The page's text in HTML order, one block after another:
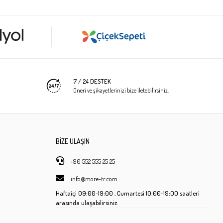
7 / 24 DESTEK
Öneri ve şikayetlerinizi bize iletebilirsiniz.
BİZE ULAŞIN
+90 552 555 25 25
info@more-tr.com
Haftaiçi 09:00-19:00 , Cumartesi10:00-19:00 saatleri
arasında ulaşabilirsiniz.